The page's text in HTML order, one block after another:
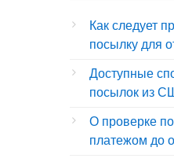
Как следует
посылку для
Доступные
посылок из
О проверке
платежом до